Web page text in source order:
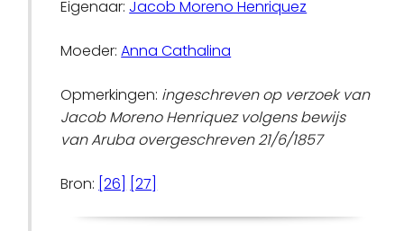
Eigenaar: Jacob Moreno Henriquez
Moeder:Anna Cathalina
Opmerkingen: ingeschreven op verzoek van
Jacob Moreno Henriquez volgens bewijs
van Aruba overgeschreven 21/6/1857
Bron: [26] [27]